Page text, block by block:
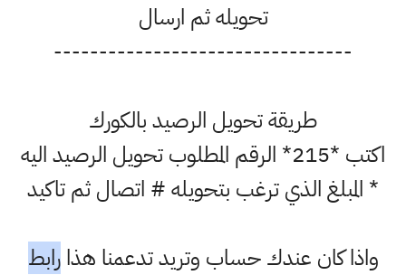
تحويله ثم ارسال
---------------------------------
طريقة تحويل الرصيد بالكورك
اكتب *215* الرقم المطلوب تحويل الرصيد اليه
* المبلغ الذي ترغب بتحويله # اتصال ثم تاكيد
واذا كان عندك حساب وتريد تدعمنا هذارابط